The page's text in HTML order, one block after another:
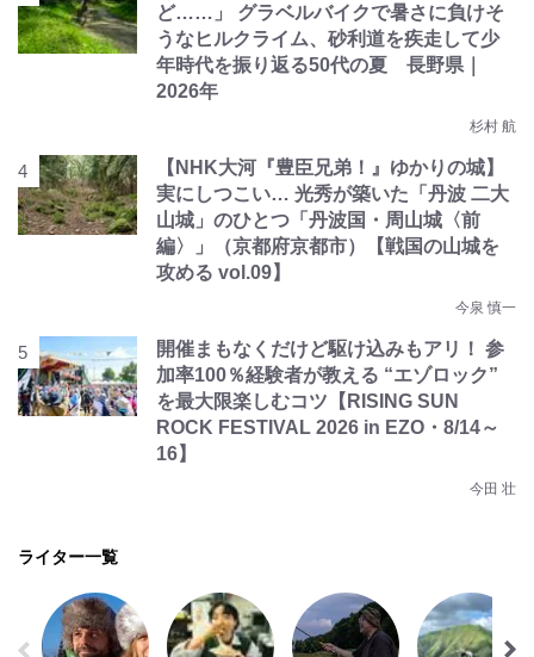
ど……」 グラベルバイクで暑さに負けそ
うなヒルクライム、砂利道を疾走して少
年時代を振り返る50代の夏 長野県｜
2026年
杉村 航
【NHK大河『豊臣兄弟！』ゆかりの城】
実にしつこい… 光秀が築いた「丹波 二大
山城」のひとつ「丹波国・周山城〈前
編〉」（京都府京都市）【戦国の山城を
攻める vol.09】
今泉 慎一
開催まもなくだけど駆け込みもアリ！ 参
加率100％経験者が教える “エゾロック”
を最大限楽しむコツ【RISING SUN
ROCK FESTIVAL 2026 in EZO・8/14～
16】
今田 壮
ライター一覧